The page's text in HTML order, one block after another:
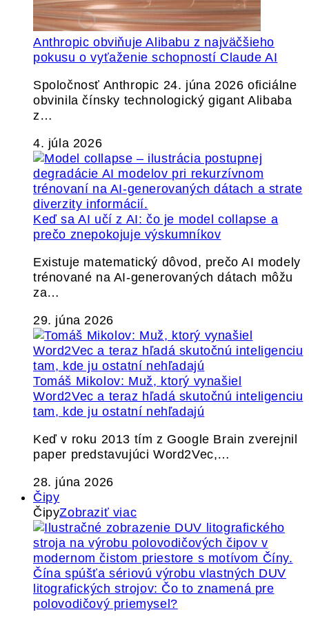
Anthropic obviňuje Alibabu z najväčšieho
pokusu o vyťaženie schopností Claude AI
Spoločnosť Anthropic 24. júna 2026 oficiálne
obvinila čínsky technologický gigant Alibaba
z…
4. júla 2026
Keď sa AI učí z AI: čo je model collapse a
prečo znepokojuje výskumníkov
Existuje matematický dôvod, prečo AI modely
trénované na AI-generovaných dátach môžu
za…
29. júna 2026
Tomáš Mikolov: Muž, ktorý vynašiel
Word2Vec a teraz hľadá skutočnú inteligenciu
tam, kde ju ostatní nehľadajú
Keď v roku 2013 tím z Google Brain zverejnil
paper predstavujúci Word2Vec,…
28. júna 2026
Čipy
ČipyZobraziť viac
Čína spúšťa sériovú výrobu vlastných DUV
litografických strojov: Čo to znamená pre
polovodičový priemysel?